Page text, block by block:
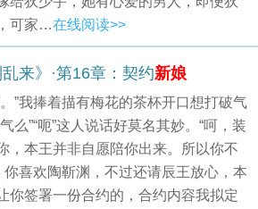
可家…在线阅读>>
来》·第16章：契约新娘
”我捧着描有梅花的茶杯开口想打破气
么”“呃”这人说话好莫名其妙。“呵，装
，本王并非自愿陪你出来。所以你不
你喜欢陶靳渊，不过还请辰王放心，本
你签署一份合约的，合约内容我拟定